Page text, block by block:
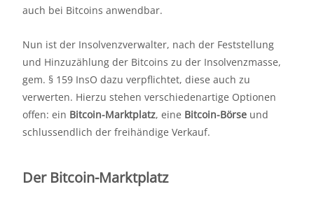
auch bei Bitcoins anwendbar.
Nun ist der Insolvenzverwalter, nach der Feststellung
und Hinzuzählung der Bitcoins zu der Insolvenzmasse,
gem. § 159 InsO dazu verpflichtet, diese auch zu
verwerten. Hierzu stehen verschiedenartige Optionen
offen: ein Bitcoin-Marktplatz, eine Bitcoin-Börse und
schlussendlich der freihändige Verkauf.
Der Bitcoin-Marktplatz